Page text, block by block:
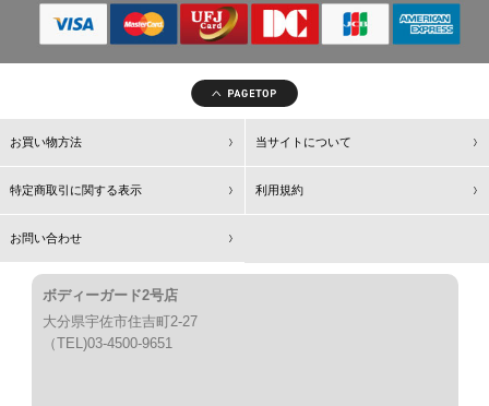
お買い物方法 当サイトについて
特定商取引に関する表示 利用規約
お問い合わせ
ボディーガード2号店
大分県宇佐市住吉町2-27
（TEL)03-4500-9651